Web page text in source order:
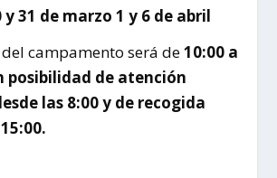
y 31 de marzo 1 y 6 de abril
campamento será de10:00 a
posibilidad de atención
las 8:00 y de recogida